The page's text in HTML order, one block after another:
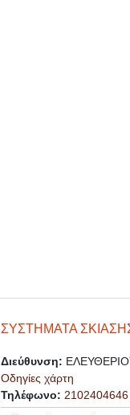
ΣΥΣΤΗΜΑΤΑ
Διεύθυνση:
Οδηγίες χάρτη
Τηλέφωνο: 2102404646